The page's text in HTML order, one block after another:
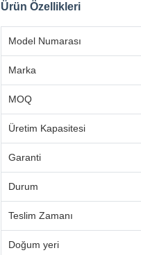
Ürün Özellikleri
Model Numarası
Marka
MOQ
Üretim Kapasitesi
Garanti
Durum
Teslim Zamanı
Doğum yeri